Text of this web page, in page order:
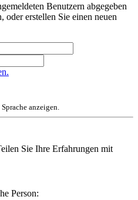
Benutzern abgegeben
erstellen Sie einen neuen
anzeigen.
Sie Ihre Erfahrungen mit
Person: